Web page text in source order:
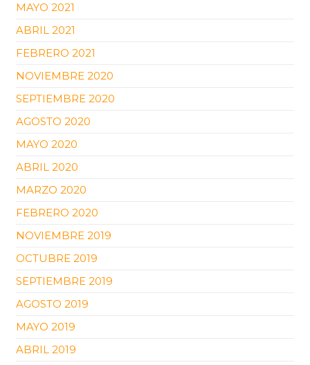
MAYO 2021
ABRIL 2021
FEBRERO 2021
NOVIEMBRE 2020
SEPTIEMBRE 2020
AGOSTO 2020
MAYO 2020
ABRIL 2020
MARZO 2020
FEBRERO 2020
NOVIEMBRE 2019
OCTUBRE 2019
SEPTIEMBRE 2019
AGOSTO 2019
MAYO 2019
ABRIL 2019